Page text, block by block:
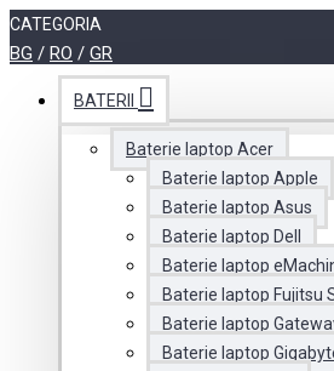
CATEGORIA
BG / RO / GR
BATERII
Baterie laptop Acer
Baterie laptop Apple
Baterie laptop Asus
Baterie laptop Dell
Baterie laptop
Baterie laptop Fujitsu
Baterie laptop
Baterie laptop